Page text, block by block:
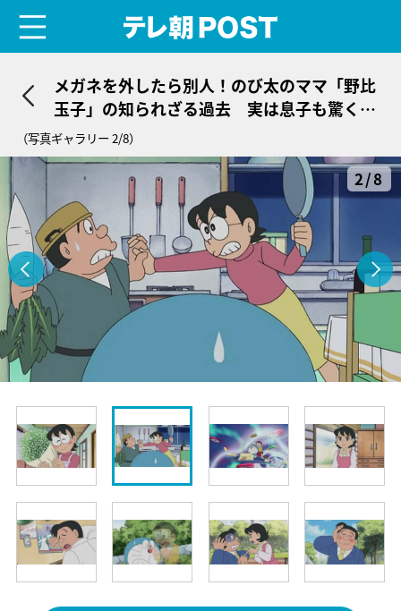
メガネを外したら別人！のび太のママ「野比
玉子」の知られざる過去 実は息子も驚く美
貌の持ち主
（写真ギャラリー 2/8）
2/8